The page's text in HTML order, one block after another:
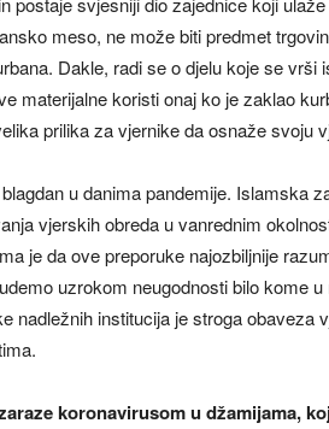
meso, ne može biti predmet
Dakle, radi se o djelu koje se vrši
materijalne koristi onaj ko je zaklao
prilika za vjernike da osnaže svoju
u danima pandemije. Islamska
vjerskih obreda u vanrednim
je da ove preporuke najozbiljnije
uzrokom neugodnosti bilo kome
nadležnih institucija je stroga obaveza
koronavirusom u džamijama,